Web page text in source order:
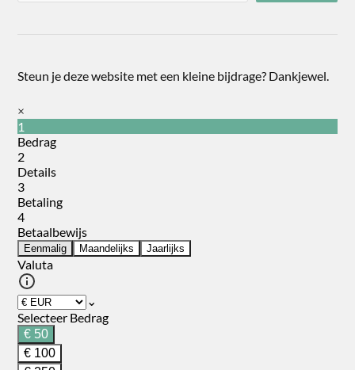
Steun je deze website met een kleine bijdrage? Dankjewel.